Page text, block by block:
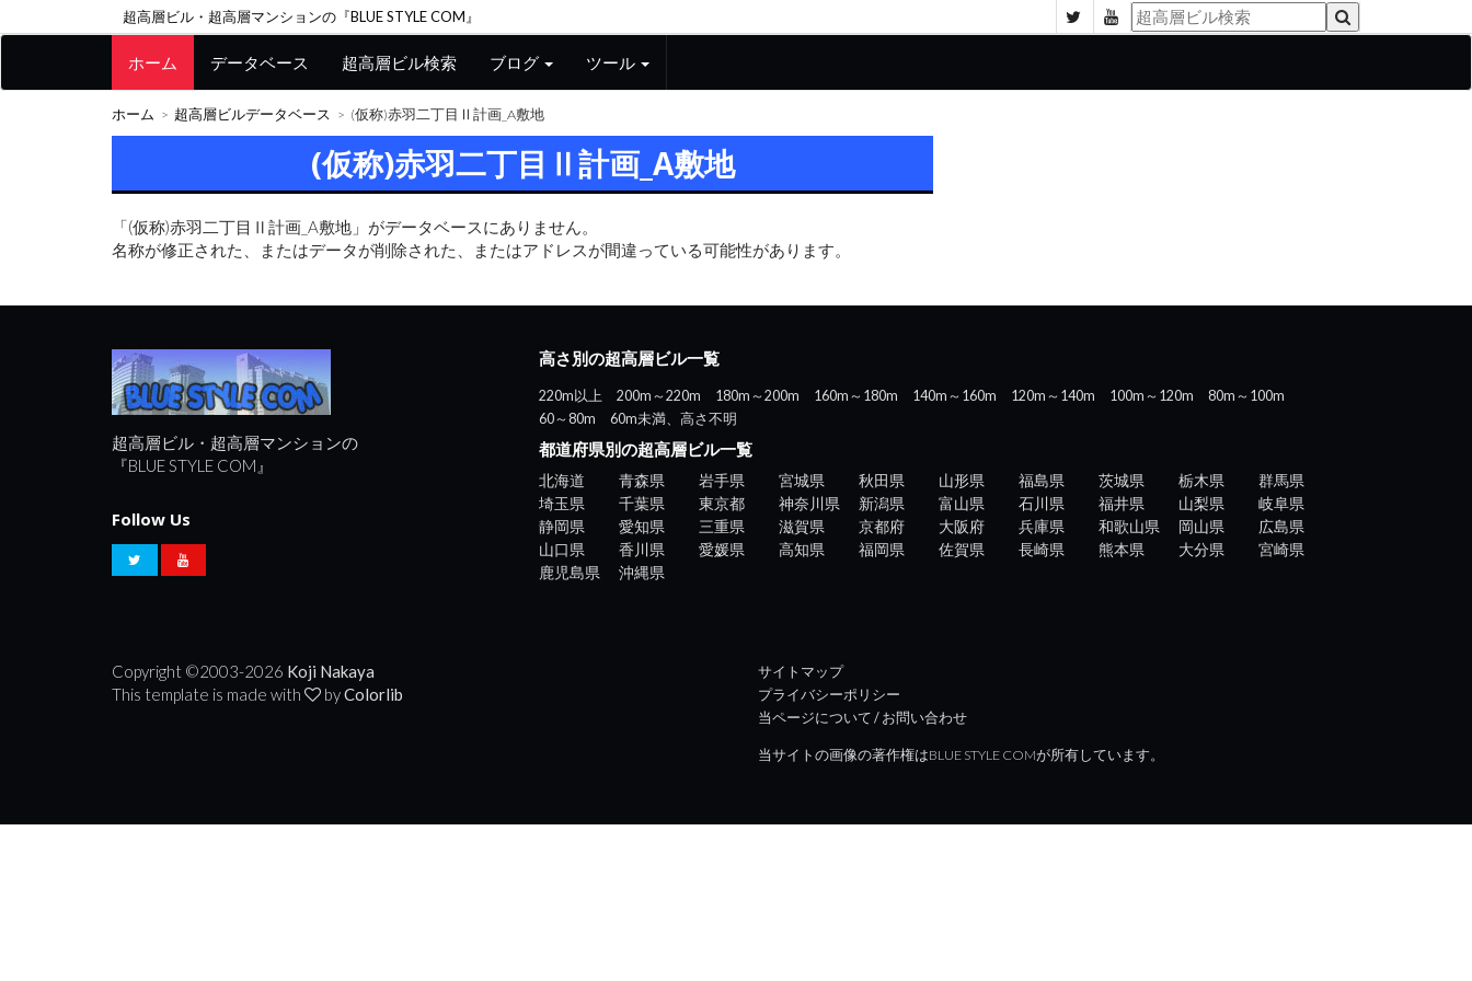
超高層ビル・超高層マンションの『BLUE STYLE COM』
ホーム データベース 超高層ビル検索 ブログ ツール
ホーム 超高層ビルデータベース (仮称)赤羽二丁目Ⅱ計画_A敷地
(仮称)赤羽二丁目Ⅱ計画_A敷地
「(仮称)赤羽二丁目Ⅱ計画_A敷地」がデータベースにありません。
名称が修正された、またはデータが削除された、またはアドレスが間違っている可能性があります。
超高層ビル・超高層マンションの
『BLUE STYLE COM』
Follow Us
高さ別の超高層ビル一覧
220m以上 200m～220m 180m～200m 160m～180m 140m～160m 120m～140m 100m～120m
80m～100m
60～80m
60m未満、高さ不明
都道府県別の超高層ビル一覧
北海道 青森県 岩手県 宮城県 秋田県 山形県 福島県 茨城県 栃木県
群馬県
埼玉県
千葉県 東京都 神奈川県 新潟県 富山県 石川県 福井県 山梨県
岐阜県
静岡県
愛知県 三重県 滋賀県 京都府 大阪府 兵庫県 和歌山県 岡山県
広島県
山口県
香川県 愛媛県 高知県 福岡県 佐賀県 長崎県 熊本県 大分県
宮崎県
鹿児島県
沖縄県
サイトマップ
プライバシーポリシー
当ページについて / お問い合わせ
当サイトの画像の著作権はBLUE STYLE COMが所有しています。
Copyright ©2003-2026 Koji Nakaya
This template is made with
byColorlib